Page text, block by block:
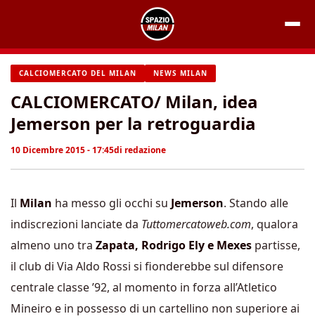
contenuto
CALCIOMERCATO DEL MILAN NEWS MILAN
CALCIOMERCATO/ Milan, idea
Jemerson per la retroguardia
10 Dicembre 2015 - 17:45di redazione
Il Milan ha messo gli occhi su Jemerson. Stando alle
indiscrezioni lanciate da Tuttomercatoweb.com, qualora
almeno uno tra Zapata, Rodrigo Ely e Mexes partisse,
il club di Via Aldo Rossi si fionderebbe sul difensore
centrale classe ’92, al momento in forza all’Atletico
Mineiro e in possesso di un cartellino non superiore ai